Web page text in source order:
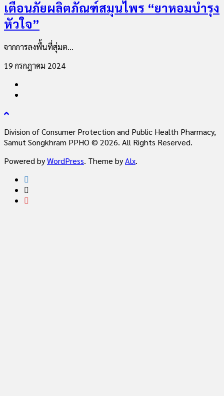
เตือนภัยผลิตภัณฑ์สมุนไพร “ยาหอมบำรุง
หัวใจ”
จากการลงพื้นที่สุ่มต...
19 กรกฎาคม 2024
Division of Consumer Protection and Public Health Pharmacy,
Samut Songkhram PPHO © 2026. All Rights Reserved.
Powered byWordPress. Theme byAlx.